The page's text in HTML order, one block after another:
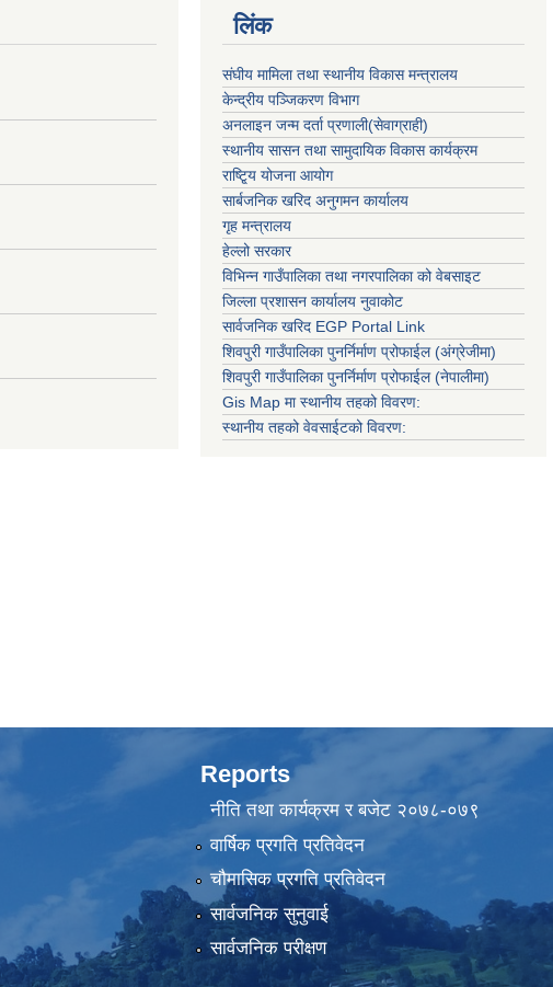
लिंक
संघीय मामिला तथा स्थानीय विकास मन्त्रालय
केन्द्रीय पञ्जिकरण विभाग
अनलाइन जन्म दर्ता प्रणाली(सेवाग्राही)
स्थानीय सासन तथा सामुदायिक विकास कार्यक्रम
राष्टि्ृय योजना आयोग
सार्बजनिक खरिद अनुगमन कार्यालय
गृह मन्त्रालय
हेल्लो सरकार
विभिन्न गाउँपालिका तथा नगरपालिका को वेबसाइट
जिल्ला प्रशासन कार्यालय नुवाकोट
सार्वजनिक खरिद EGP Portal Link
शिवपुरी गाउँपालिका पुनर्निर्माण प्रोफाईल (अंग्रेजीमा)
शिवपुरी गाउँपालिका पुनर्निर्माण प्रोफाईल (नेपालीमा)
Gis Map मा स्थानीय तहको विवरण:
स्थानीय तहको वेवसाईटको विवरण:
Reports
नीति तथा कार्यक्रम र बजेट २०७८-०७९
वार्षिक प्रगति प्रतिवेदन
चौमासिक प्रगति प्रतिवेदन
सार्वजनिक सुनुवाई
सार्वजनिक परीक्षण